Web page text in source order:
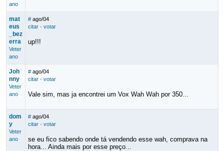
ano
mat
eus
_bez
erra
Veter
ano
# ago/04
citar· votar
up!!!
Joh
nny
Veter
ano
# ago/04
citar· votar
Vale sim, mas ja encontrei um Vox Wah Wah por 350...
dom
y
Veter
ano
# ago/04
citar· votar
se eu fico sabendo onde tá vendendo esse wah, comprava na
hora... Ainda mais por esse preço...